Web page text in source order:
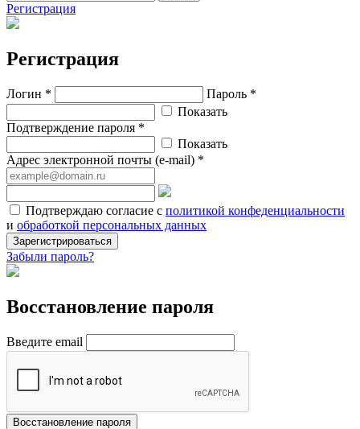
Регистрация
Регистрация
Логин *
Пароль *
Показать
Подтверждение пароля *
Показать
Адрес электронной почты (e-mail) *
Подтверждаю согласие с политикой конфеденциальности
и обработкой персональных данных
Зарегистрироваться
Забыли пароль?
Восстановление пароля
Введите email
Восстановление пароля